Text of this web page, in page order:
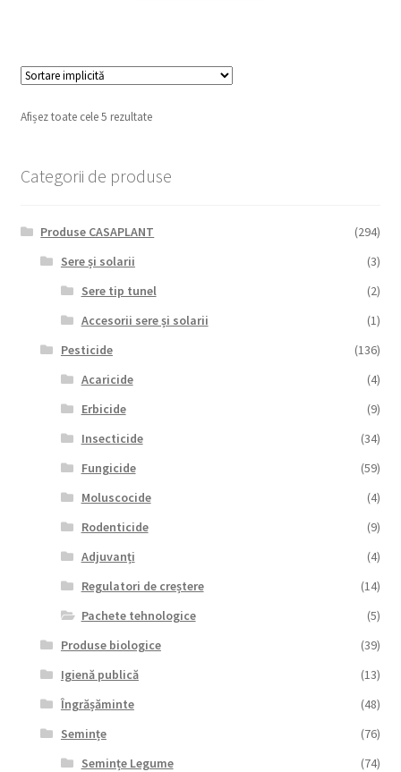
Afișez toate cele 5 rezultate
Categorii de produse
Produse CASAPLANT
(294)
Sere și solarii
(3)
Sere tip tunel
(2)
Accesorii sere și solarii
(1)
Pesticide
(136)
Acaricide
(4)
Erbicide
(9)
Insecticide
(34)
Fungicide
(59)
Moluscocide
(4)
Rodenticide
(9)
Adjuvanți
(4)
Regulatori de creștere
(14)
Pachete tehnologice
(5)
Produse biologice
(39)
Igienă publică
(13)
Îngrășăminte
(48)
Semințe
(76)
Semințe Legume
(74)